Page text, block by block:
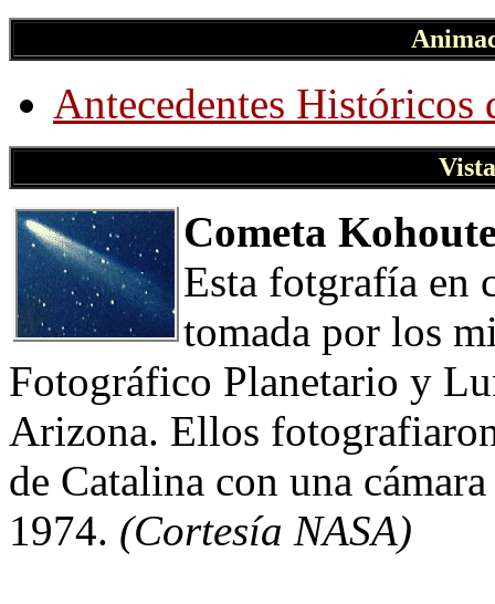
Antecedentes Históricos
Cometa
Esta fotgrafía en
tomada por los
Fotográfico Planetario y
Arizona. Ellos
de Catalina con una
1974. (Cortesía NASA)